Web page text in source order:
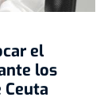
el
los